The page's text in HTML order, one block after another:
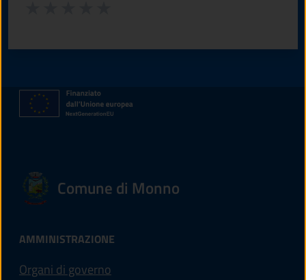
Comune di Monno
AMMINISTRAZIONE
Organi di governo